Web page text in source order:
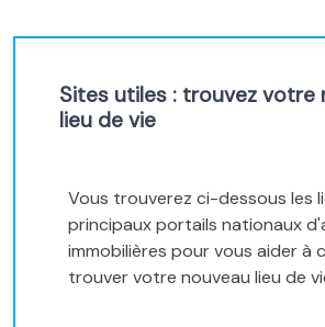
Sites utiles : trouvez votre
lieu de vie
Vous trouverez ci-dessous les
principaux portails nationaux
immobilières pour vous aider à
trouver votre nouveau lieu de